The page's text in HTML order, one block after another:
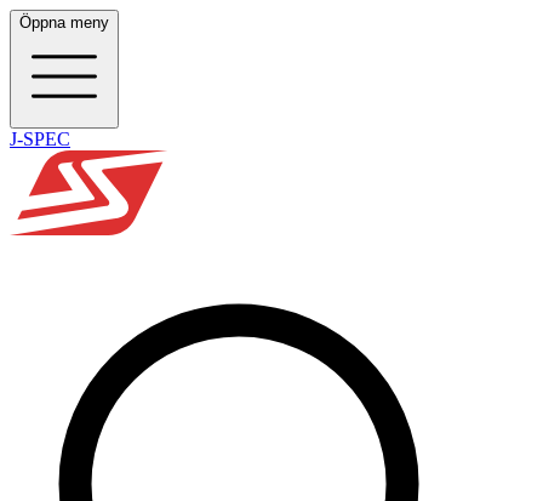
Öppna meny
J-SPEC